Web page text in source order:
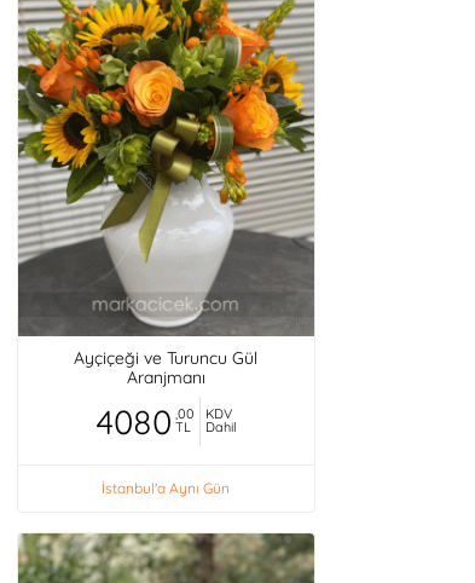
Ayçiçeği ve Turuncu Gül
Aranjmanı
4080 ,00
TL
KDV
Dahil
İstanbul'a Aynı Gün